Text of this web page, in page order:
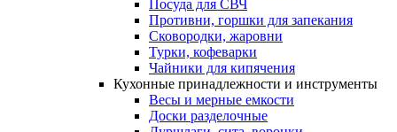
Посуда для СВЧ
Противни, горшки для запекания
Сковородки, жаровни
Турки, кофеварки
Чайники для кипячения
Кухонные принадлежности и инструменты
Весы и мерные емкости
Доски разделочные